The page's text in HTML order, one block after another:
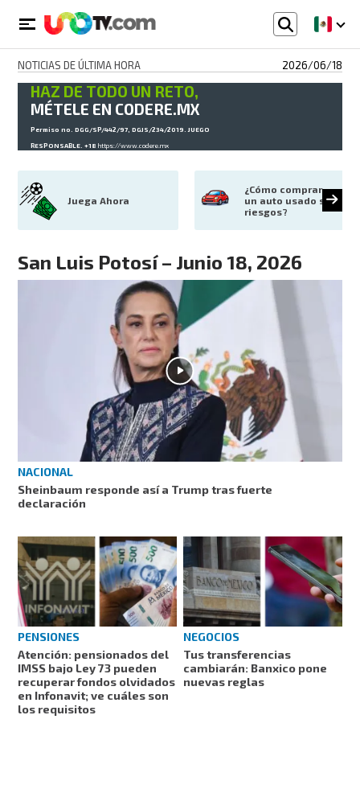
NOTICIAS DE ÚLTIMA HORA 2026/06/18
HAZ DE TODO UN RETO,
MÉTELE EN CODERE.MX
Permiso no. DGG/SP/442/97, DGJS/234/2019. JUEGO
RESPONSABLE. +18https://www.codere.mx
Juega Ahora
¿Cómo comprar
un auto usado sin
riesgos?
San Luis Potosí – Junio 18, 2026
NACIONAL
Sheinbaum responde así a Trump tras fuerte
declaración
PENSIONES
Atención: pensionados del
IMSS bajo Ley 73 pueden
recuperar fondos olvidados
en Infonavit; ve cuáles son
los requisitos
NEGOCIOS
Tus transferencias
cambiarán: Banxico pone
nuevas reglas